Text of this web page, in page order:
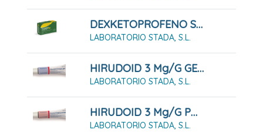
DEXKETOPROFENO STADAPHARM 25 MG SOLUCION ORAL EFG
LABORATORIO STADA, S.L.
HIRUDOID 3 Mg/g GEL , 1 Tubo De 40 G
LABORATORIO STADA, S.L.
HIRUDOID 3 Mg/g POMADA , 1 Tubo De 40 G
LABORATORIO STADA, S.L.